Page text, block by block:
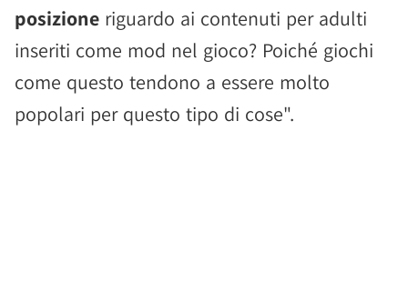
posizione riguardo ai contenuti per adulti
inseriti come mod nel gioco? Poiché giochi
come questo tendono a essere molto
popolari per questo tipo di cose".